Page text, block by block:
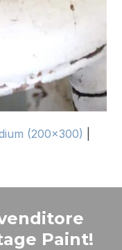
(200x300)
Paint!